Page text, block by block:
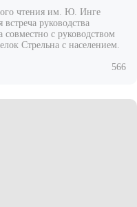
чтения им. Ю. Инге
руководства
с руководством
Стрельна с населением.
566